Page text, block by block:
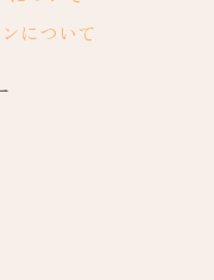
について